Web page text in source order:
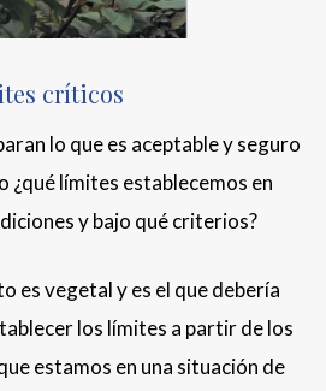
críticos
lo que es aceptable y seguro
¿qué límites establecemos en
y bajo qué criterios?
es vegetal y es el que debería
los límites a partir de los
estamos en una situación de